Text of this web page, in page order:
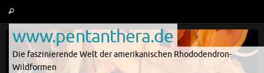
springen
Suchen
www.pentanthera.de
Die faszinierende Welt der amerikanischen Rhododendron-
Wildformen